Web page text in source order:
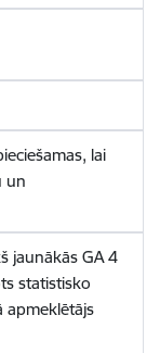
lai
un
jaunākās GA 4
statistisko
apmeklētājs